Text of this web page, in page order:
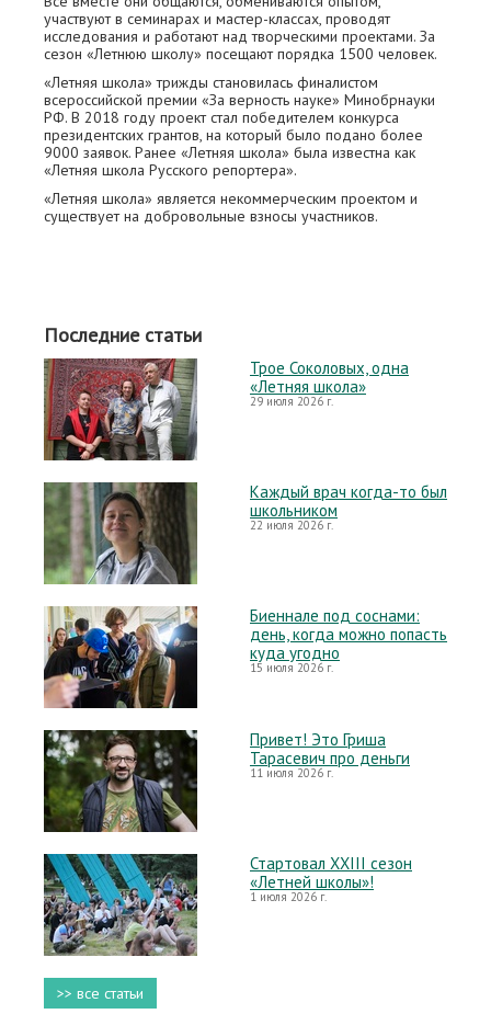
участвуют в семинарах и мастер-классах, проводят
исследования и работают над творческими проектами. За
сезон «Летнюю школу» посещают порядка 1500 человек.
«Летняя школа» трижды становилась финалистом
всероссийской премии «За верность науке» Минобрнауки
РФ. В 2018 году проект стал победителем конкурса
президентских грантов, на который было подано более
9000 заявок. Ранее «Летняя школа» была известна как
«Летняя школа Русского репортера».
«Летняя школа» является некоммерческим проектом и
существует на добровольные взносы участников.
Последние статьи
Трое Соколовых, одна
«Летняя школа»
29 июля 2026 г.
Каждый врач когда-то был
школьником
22 июля 2026 г.
Биеннале под соснами:
день, когда можно попасть
куда угодно
15 июля 2026 г.
Привет! Это Гриша
Тарасевич про деньги
11 июля 2026 г.
Стартовал XXIII сезон
«Летней школы»!
1 июля 2026 г.
>> все статьи